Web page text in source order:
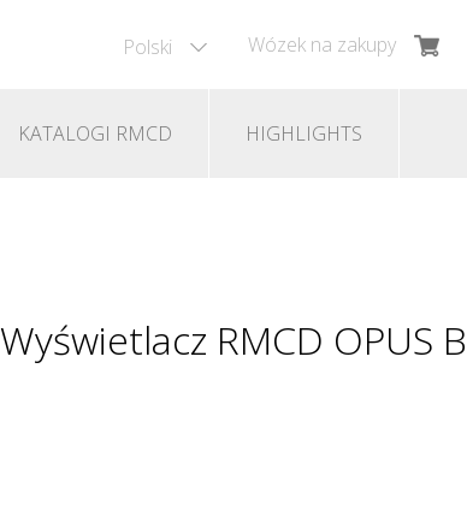
Polski Wózek na zakupy
KATALOGI RMCD HIGHLIGHTS
Wyświetlacz RMCD OPUS